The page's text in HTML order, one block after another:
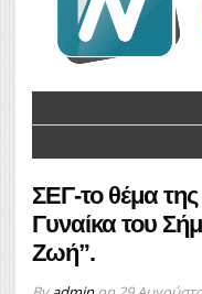
ΣΕΓ-το θέμα
Γυναίκα του
Ζωή”.